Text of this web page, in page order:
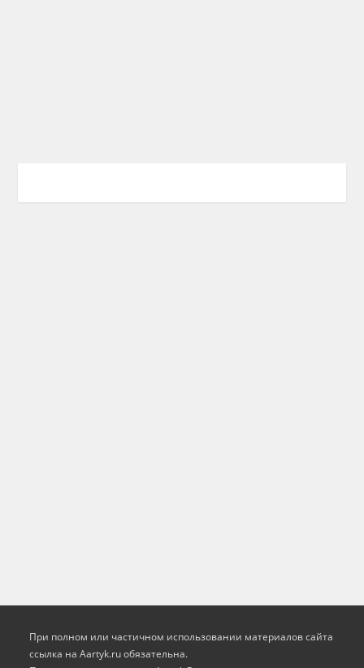
При полном или частичном использовании материалов сайта
ссылка на Aartyk.ru oбязательна.